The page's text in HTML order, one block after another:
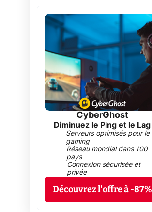
CyberGhost
Diminuez le Ping et le Lag
Serveurs optimisés pour le
gaming
Réseau mondial dans 100
pays
Connexion sécurisée et
privée
Découvrez l'offre à -87%